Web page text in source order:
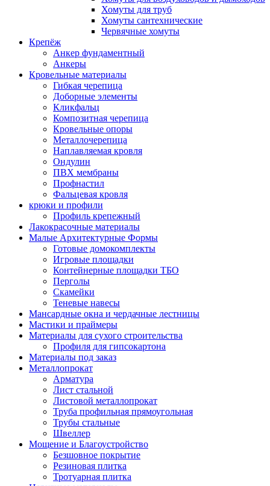
Хомуты для труб
Хомуты сантехнические
Червячные хомуты
Крепёж
Анкер фундаментный
Анкеры
Кровельные материалы
Гибкая черепица
Доборные элементы
Кликфальц
Композитная черепица
Кровельные опоры
Металлочерепица
Наплавляемая кровля
Ондулин
ПВХ мембраны
Профнастил
Фальцевая кровля
крюки и профили
Профиль крепежный
Лакокрасочные материалы
Малые Архитектурные Формы
Готовые домокомплекты
Игровые площадки
Контейнерные площадки ТБО
Перголы
Скамейки
Теневые навесы
Мансардные окна и чердачные лестницы
Мастики и праймеры
Материалы для сухого строительства
Профиля для гипсокартона
Материалы под заказ
Металлопрокат
Арматура
Лист стальной
Листовой металлопрокат
Труба профильная прямоугольная
Трубы стальные
Швеллер
Мощение и Благоустройство
Безшовное покрытие
Резиновая плитка
Тротуарная плитка